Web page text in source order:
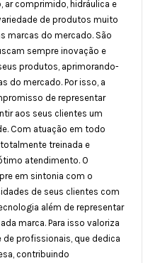
ar comprimido, hidráulica e
de produtos muito
marcas do mercado. São
sempre inovação e
produtos, aprimorando-
do mercado. Por isso, a
de representar
aos seus clientes um
Com atuação em todo
treinada e
atendimento. O
em sintonia com o
de seus clientes com
além de representar
marca. Para isso valoriza
profissionais, que dedica
contribuindo